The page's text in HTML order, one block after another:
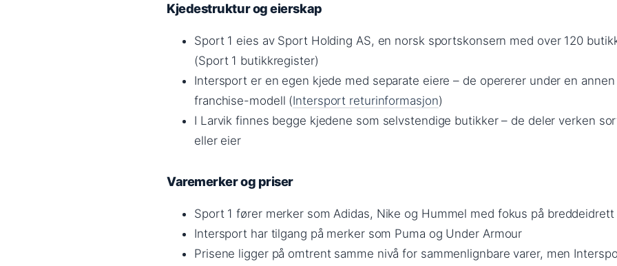
Kjedestruktur og eierskap
Sport 1 eies av Sport Holding AS, en norsk sportskonsern med over 120
(Sport 1 butikkregister)
Intersport er en egen kjede med separate eiere – de opererer under en annen
franchise-modell (Intersport returinformasjon)
I Larvik finnes begge kjedene som selvstendige butikker – de deler verken
eller eier
Varemerker og priser
Sport 1 fører merker som Adidas, Nike og Hummel med fokus på breddeidrett
Intersport har tilgang på merker som Puma og Under Armour
Prisene ligger på omtrent samme nivå for sammenlignbare varer, men